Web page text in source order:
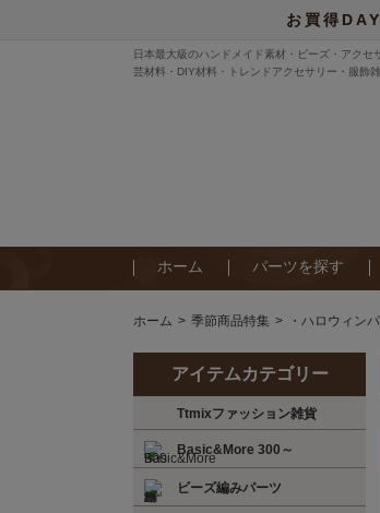
お買得
日本最大級のハンドメイド素材・ビーズ・アクセ
芸材料・DIY材料・トレンドアクセサリー・服飾
ホーム パーツを探す
ホーム 季節商品特集 ・ハロウィン
アイテムカテゴリー
Ttmixファッション雑貨
Basic&More 300～
ビーズ編みパーツ